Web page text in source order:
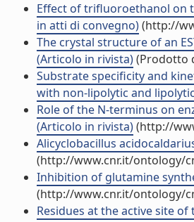
Effect of trifluoroethanol on
in atti di convegno)(http://
The crystal structure of an
(Articolo in rivista)(Prodotto
Substrate specificity and
with non-lipolytic and
Role of the N-terminus on
(Articolo in rivista)(http://
Alicyclobacillus
(http://www.cnr.it/ontology/
Inhibition of glutamine
(http://www.cnr.it/ontology/
Residues at the active site